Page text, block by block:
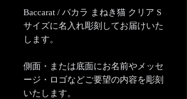
Baccarat / バカラ まねき猫 クリア S
サイズに名入れ彫刻してお届けいた
します。
側面・または底面にお名前やメッセ
ージ・ロゴなどご要望の内容を彫刻
いたします。